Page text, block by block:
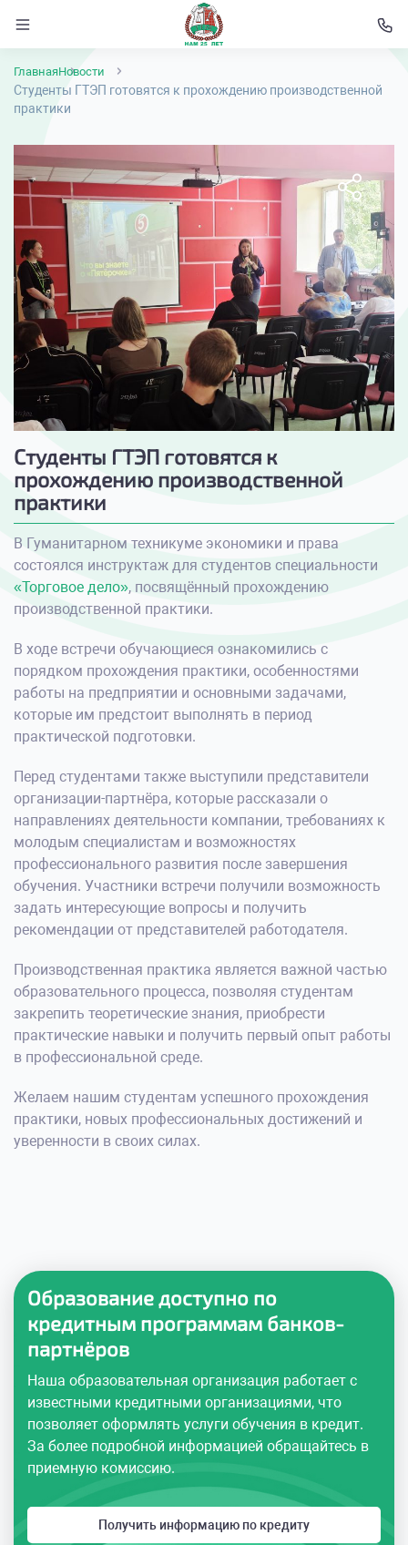
ГлавнаяНовости
Студенты ГТЭП готовятся к прохождению производственной
практики
Студенты ГТЭП готовятся к
прохождению производственной
практики
В Гуманитарном техникуме экономики и права
состоялся инструктаж для студентов специальности
«Торговое дело», посвящённый прохождению
производственной практики.
В ходе встречи обучающиеся ознакомились с
порядком прохождения практики, особенностями
работы на предприятии и основными задачами,
которые им предстоит выполнять в период
практической подготовки.
Перед студентами также выступили представители
организации-партнёра, которые рассказали о
направлениях деятельности компании, требованиях к
молодым специалистам и возможностях
профессионального развития после завершения
обучения. Участники встречи получили возможность
задать интересующие вопросы и получить
рекомендации от представителей работодателя.
Производственная практика является важной частью
образовательного процесса, позволяя студентам
закрепить теоретические знания, приобрести
практические навыки и получить первый опыт работы
в профессиональной среде.
Желаем нашим студентам успешного прохождения
практики, новых профессиональных достижений и
уверенности в своих силах.
Образование доступно по
кредитным программам банков-
партнёров
Наша образовательная организация работает с
известными кредитными организациями, что
позволяет оформлять услуги обучения в кредит.
За более подробной информацией обращайтесь в
приемную комиссию.
Получить информацию по кредиту